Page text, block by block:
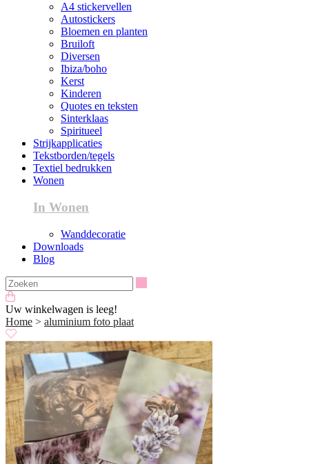
A4 stickervellen
Autostickers
Bloemen en planten
Bruiloft
Diversen
Ibiza/boho
Kerst
Kinderen
Quotes en teksten
Sinterklaas
Spiritueel
Strijkapplicaties
Tekstborden/tegels
Textiel bedrukken
Wonen
In Wonen
Wanddecoratie
Downloads
Blog
Uw winkelwagen is leeg!
Home > aluminium foto plaat